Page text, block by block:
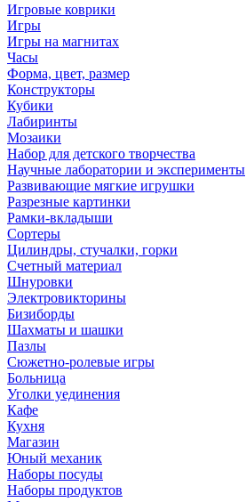
Игровые коврики
Игры
Игры на магнитах
Часы
Форма, цвет, размер
Конструкторы
Кубики
Лабиринты
Мозаики
Набор для детского творчества
Научные лаборатории и эксперименты
Развивающие мягкие игрушки
Разрезные картинки
Рамки-вкладыши
Сортеры
Цилиндры, стучалки, горки
Счетный материал
Шнуровки
Электровикторины
Бизиборды
Шахматы и шашки
Пазлы
Сюжетно-ролевые игры
Больница
Уголки уединения
Кафе
Кухня
Магазин
Юный механик
Наборы посуды
Наборы продуктов